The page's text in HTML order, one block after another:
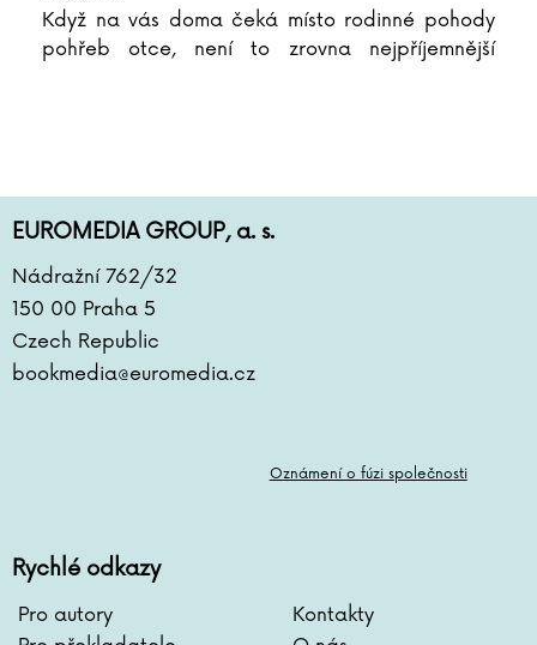
Když na vás doma čeká místo rodinné pohody
pohřeb otce, není to zrovna nejpříjemnější
EUROMEDIA GROUP, a. s.
Nádražní 762/32
150 00 Praha 5
Czech Republic
bookmedia@euromedia.cz
Oznámení o fúzi společnosti
Rychlé odkazy
Pro autory
Kontakty